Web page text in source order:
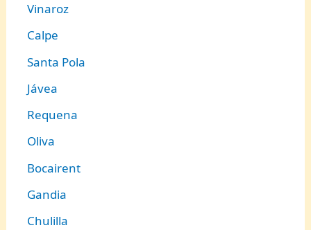
Vinaroz
Calpe
Santa Pola
Jávea
Requena
Oliva
Bocairent
Gandia
Chulilla